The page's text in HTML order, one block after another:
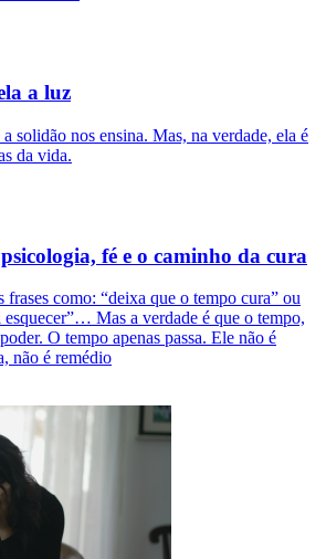
a luz
solidão nos ensina. Mas, na verdade, ela é
da vida.
fé e o caminho da cura
frases como: “deixa que o tempo cura” ou
Mas a verdade é que o tempo,
O tempo apenas passa. Ele não é
não é remédio